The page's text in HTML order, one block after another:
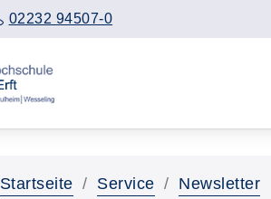
02232 94507-0
Startseite Service Newsletter